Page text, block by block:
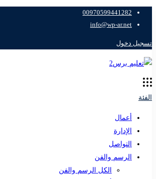
00970599441282
info@wp-ar.net
تسجيل دخول
الفئة
أعمال
الإدارة
التواصل
الرسم والفن
الكل الرسم والفن